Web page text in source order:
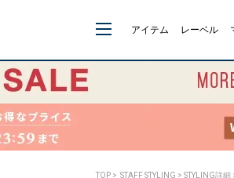
アイテム レーベル
TOP > STAFF STYLING > STYLING詳